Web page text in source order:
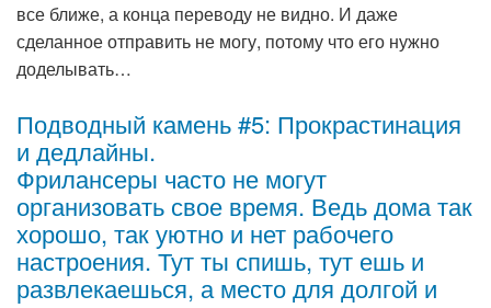
все ближе, а конца переводу не видно. И даже
сделанное отправить не могу, потому что его нужно
доделывать…
Подводный камень #5: Прокрастинация
и дедлайны.
Фрилансеры часто не могут
организовать свое время. Ведь дома так
хорошо, так уютно и нет рабочего
настроения. Тут ты спишь, тут ешь и
развлекаешься, а место для долгой и